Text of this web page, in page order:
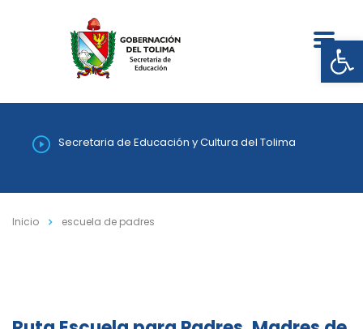
Secretaria de Educación y Cultura del Tolima
Inicio escuela de padres